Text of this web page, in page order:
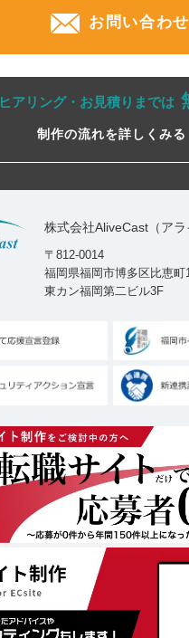
お問い合わせ
ヒアリング・お見積りまでは
制作の流れを詳しくみる
株式会社AliveCast（アラ
〒812-0014
福岡県福岡市博多区比恵町
東カン福岡第二ビル3F